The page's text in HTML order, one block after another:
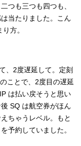
つも三つも四つも、
当たりました。こん
方。
、2度遅延して。定刻
ことで、2度目の遅延
は払い戻そうと思い
SQ は航空券がほん
ちゃうレベル。もと
予約していました。